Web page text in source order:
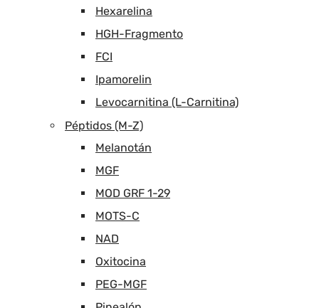
Hexarelina
HGH-Fragmento
FCI
Ipamorelin
Levocarnitina (L-Carnitina)
Péptidos (M-Z)
Melanotán
MGF
MOD GRF 1-29
MOTS-C
NAD
Oxitocina
PEG-MGF